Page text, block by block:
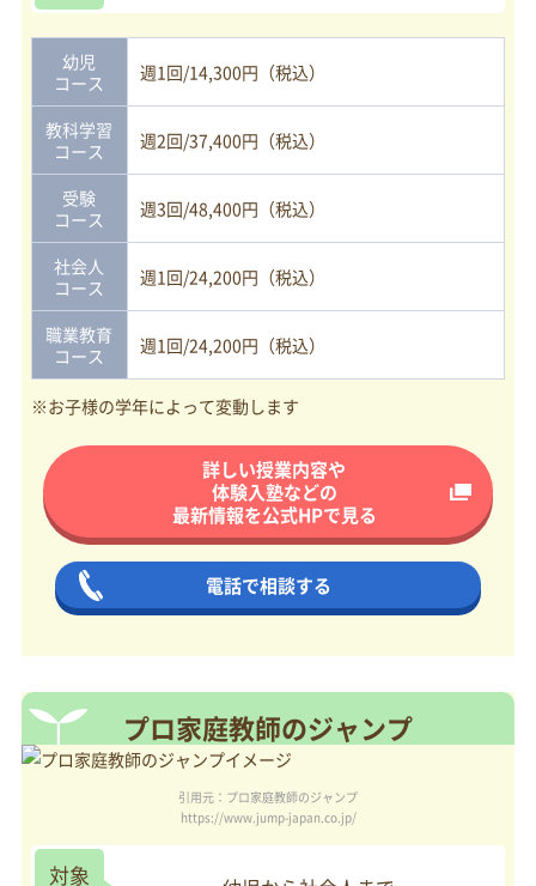
幼児
コース
週1回/14,300円（税込）
教科学習
コース
週2回/37,400円（税込）
受験
コース
週3回/48,400円（税込）
社会人
コース
週1回/24,200円（税込）
職業教育
コース
週1回/24,200円（税込）
※お子様の学年によって変動します
詳しい授業内容や
体験入塾などの
最新情報を公式HPで見る
電話で相談する
プロ家庭教師のジャンプ
引用元：プロ家庭教師のジャンプ
https://www.jump-japan.co.jp/
対象